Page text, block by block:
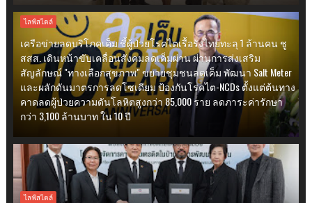
ไลฟ์สไตล์
เครือข่ายลดบริโภคเค็ม ชี้ผู้ป่วยโรคไตเรื้อรังไทยทะลุ 1 ล้านคน ชู
สสส. เดินหน้าขับเคลื่อนสังคมลดเค็มผ่าน ผ่านการส่งเสริม
สัญลักษณ์ "ทางเลือกสุขภาพ" ขยายชุมชนลดเค็ม พัฒนา Salt Meter
และผลักดันมาตรการลดโซเดียม ป้องกันโรคไต-NCDs ตั้งแต่ต้นทาง
คาดลดผู้ป่วยความดันโลหิตสูงกว่า 85,000 ราย ลดภาระค่ารักษา
กว่า 3,100 ล้านบาท ใน 10 ปี
ไลฟ์สไตล์